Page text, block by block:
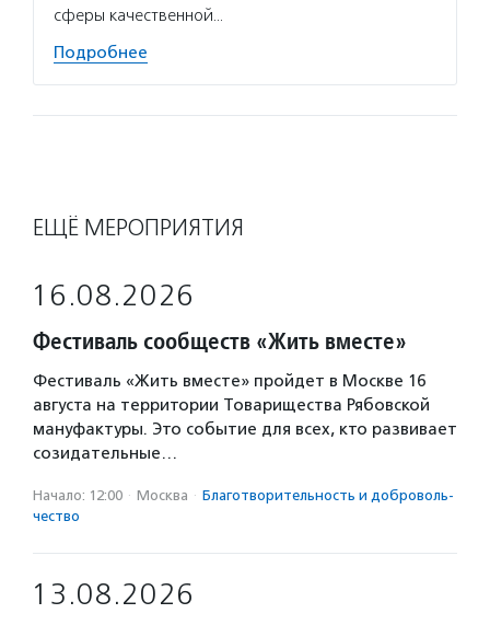
сферы качественной…
Подробнее
ЕЩЁ МЕРОПРИЯТИЯ
16.08.2026
Фестиваль сообществ «Жить вместе»
Фестиваль «Жить вместе» пройдет в Москве 16
августа на территории Товарищества Рябовской
мануфактуры. Это событие для всех, кто развивает
созидательные…
Начало: 12:00 · Москва · Благотвори­тель­ность и доброволь­
чест­во
13.08.2026